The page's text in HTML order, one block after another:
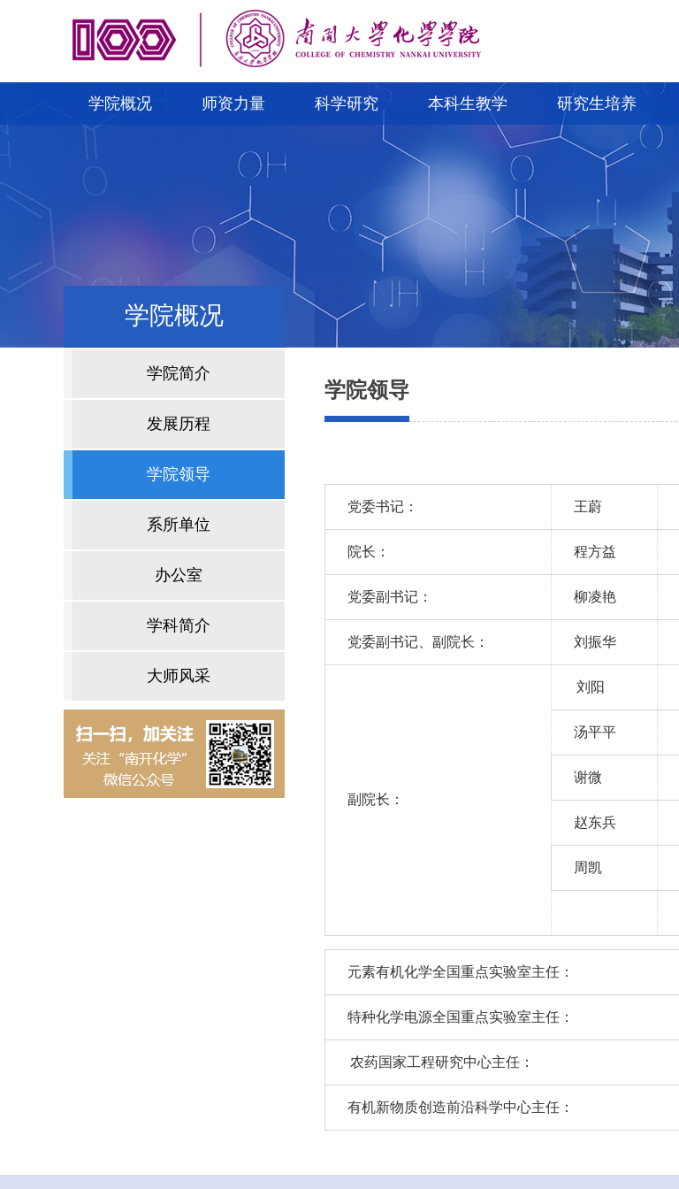
学院概况 师资力量 科学研究 本科生教学 研究生培养
学院概况
学院简介
发展历程
学院领导
系所单位
办公室
学科简介
大师风采
学院领导
党委书记： 王蔚
院长： 程方益
党委副书记： 柳凌艳
党委副书记、副院长： 刘振华
副院长：
刘阳
汤平平
谢微
赵东兵
周凯
元素有机化学全国重点实验室主任：
特种化学电源全国重点实验室主任：
农药国家工程研究中心主任：
有机新物质创造前沿科学中心主任：